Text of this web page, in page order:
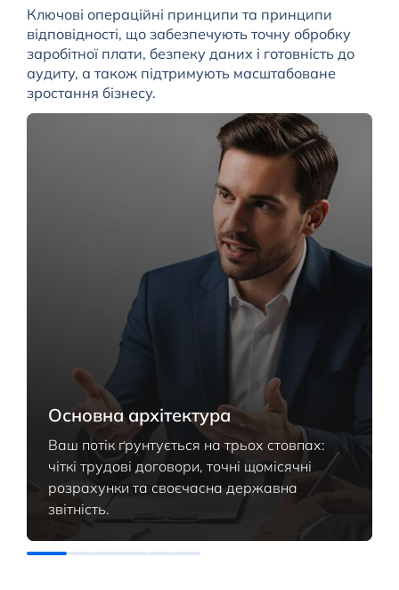
Ключові операційні принципи та принципи
відповідності, що забезпечують точну обробку
заробітної плати, безпеку даних і готовність до
аудиту, а також підтримують масштабоване
зростання бізнесу.
Основна архітектура
Ваш потік ґрунтується на трьох стовпах:
чіткі трудові договори, точні щомісячні
розрахунки та своєчасна державна
звітність.